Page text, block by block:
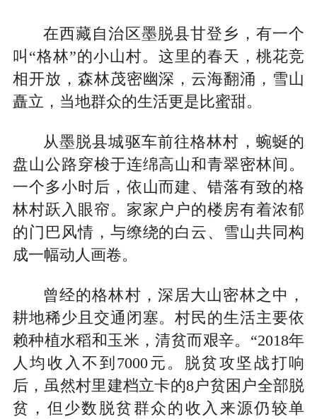
在西藏自治区墨脱县甘登乡，有一个
叫“格林”的小山村。这里的春天，桃花竞
相开放，森林茂密幽深，云海翻涌，雪山
矗立，当地群众的生活更是比蜜甜。
从墨脱县城驱车前往格林村，蜿蜒的
盘山公路穿梭于连绵高山和青翠密林间。
一个多小时后，依山而建、错落有致的格
林村跃入眼帘。家家户户的楼房有着浓郁
的门巴风情，与缭绕的白云、雪山共同构
成一幅动人画卷。
曾经的格林村，深居大山密林之中，
耕地稀少且交通闭塞。村民的生活主要依
赖种植水稻和玉米，清贫而艰辛。“2018年
人均收入不到7000元。脱贫攻坚战打响
后，虽然村里建档立卡的8户贫困户全部脱
贫，但少数脱贫群众的收入来源仍较单